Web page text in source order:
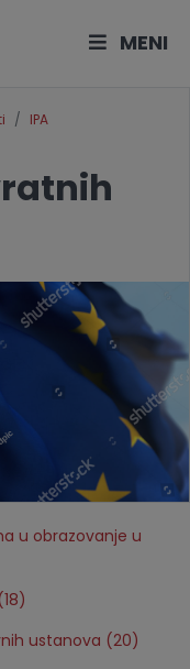
MENI
IPA
u obrazovanje u
ustanova (20)